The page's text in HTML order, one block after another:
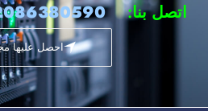
اتصل بنا:
442086380590+
احصل عليها